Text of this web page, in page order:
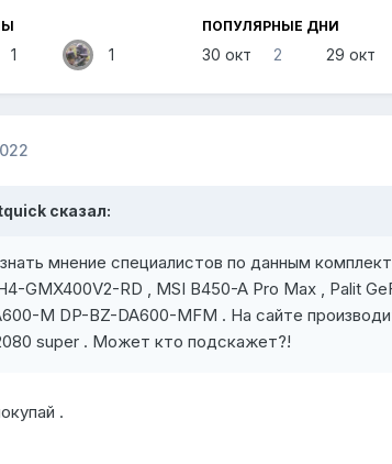
1 1
ПОПУЛЯРНЫЕ ДНИ
30 окт 2 29 окт
сказал:
мнение специалистов по данным
GMX400V2-RD , MSI B450-A Pro Max , Palit
M DP-BZ-DA600-MFM . На сайте
super . Может кто подскажет?!
.